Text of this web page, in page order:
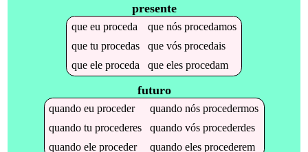
presente
que eu proceda que nós procedamos
que tu procedas que vós procedais
que ele proceda que eles procedam
futuro
quandoeuproceder quandonósprocedermos
quandotuprocederes quandovósprocederdes
quandoeleproceder quandoelesprocederem